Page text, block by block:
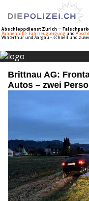
Brittnau AG:
Autos – zwei